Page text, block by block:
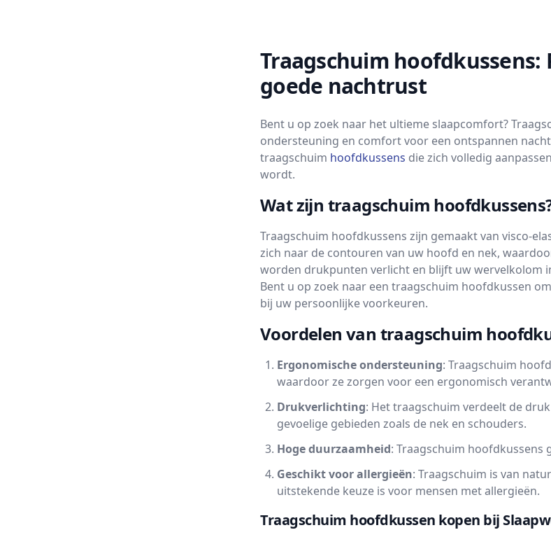
Traagschuim
goede nachtrust
Bent u op zoek naar het ultieme slaapcomfort?
ondersteuning en comfort voor een ontspannen
traagschuim hoofdkussens die zich volledig
wordt.
Wat zijn traagschuim
Traagschuim hoofdkussens zijn gemaakt van visco-
zich naar de contouren van uw hoofd en nek,
worden drukpunten verlicht en blijft uw wervelkolom
Bent u op zoek naar een traagschuim hoofdkussen
bij uw persoonlijke voorkeuren.
Voordelen van traagschuim
Ergonomische ondersteuning: Traagschuim
waardoor ze zorgen voor een ergonomisch
Drukverlichting: Het traagschuim verdeelt de
gevoelige gebieden zoals de nek en schouders.
Hoge duurzaamheid: Traagschuim hoofdkussens
Geschikt voor allergieën: Traagschuim is van
uitstekende keuze is voor mensen met allergieën.
Traagschuim hoofdkussen kopen bij